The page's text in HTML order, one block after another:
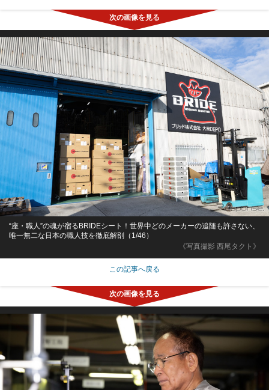
《写真撮影 西尾タクト》
“座・職人”の魂が宿るBRIDEシート！世界中どのメーカーの追随も許さない、
唯一無二な日本の職人技を徹底解剖（1/46）
この記事へ戻る